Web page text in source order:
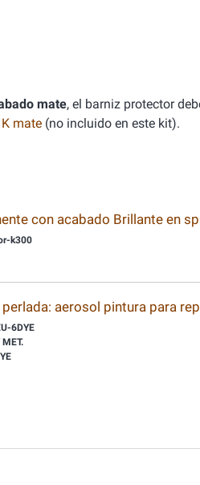
mate, el barniz protector
mate (no incluido en este kit).
con acabado Brillante en
k300
aerosol pintura para
6DYE
MET.